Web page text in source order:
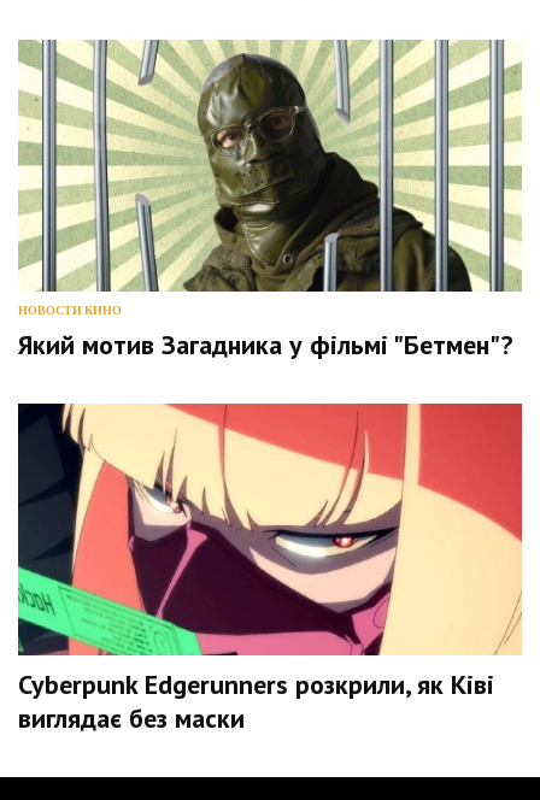
НОВОСТИ КИНО
Який мотив Загадника у фільмі "Бетмен"?
Cyberpunk Edgerunners розкрили, як Ківі
виглядає без маски